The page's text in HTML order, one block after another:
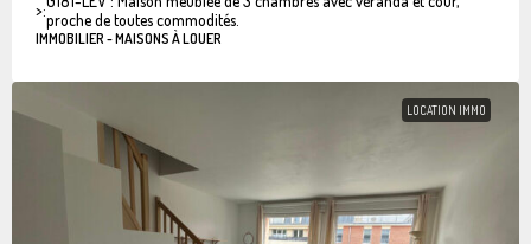
>:proche de toutes commodités.
IMMOBILIER - MAISONS À LOUER
LOCATION IMMO